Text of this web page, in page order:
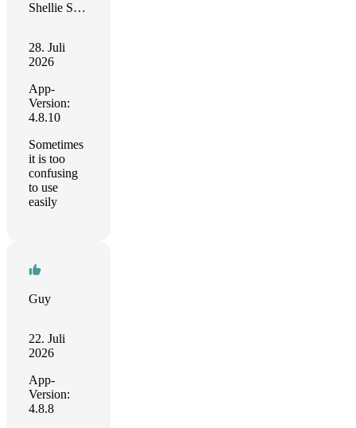
Shellie Sullivan
28. Juli
2026
App-
Version:
4.8.10
Sometimes
it is too
confusing
to use
easily
Guy
22. Juli
2026
App-
Version:
4.8.8